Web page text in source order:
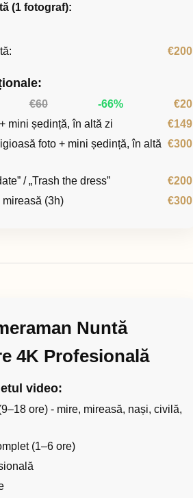
(1 fotograf):
€200
€60 -66%
€20
mini ședință, în altă zi
€149
foto + mini ședință, în altă €300
/ „Trash the dress”
€200
(3h)
€300
Nuntă
4K Profesională
video:
ore) - mire, mireasă, nași, civilă,
(1–6 ore)